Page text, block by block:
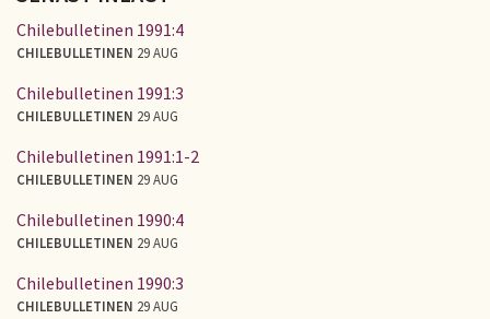
Chilebulletinen 1991:4
CHILEBULLETINEN 29 AUG
Chilebulletinen 1991:3
CHILEBULLETINEN 29 AUG
Chilebulletinen 1991:1-2
CHILEBULLETINEN 29 AUG
Chilebulletinen 1990:4
CHILEBULLETINEN 29 AUG
Chilebulletinen 1990:3
CHILEBULLETINEN 29 AUG